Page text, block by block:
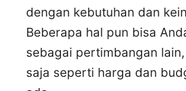
dengan kebutuhan dan
Beberapa hal pun bisa
sebagai pertimbangan
saja seperti harga dan